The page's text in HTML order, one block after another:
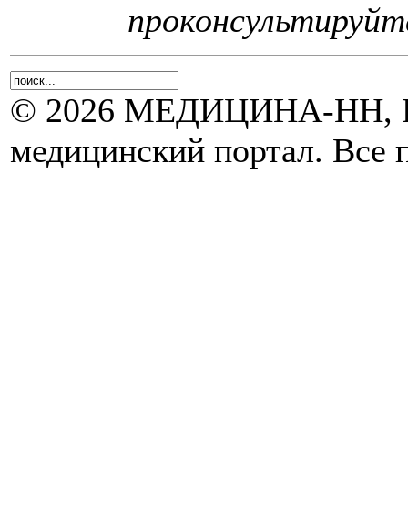
© 2026 МЕДИЦИНА-НН,
медицинский портал. Все